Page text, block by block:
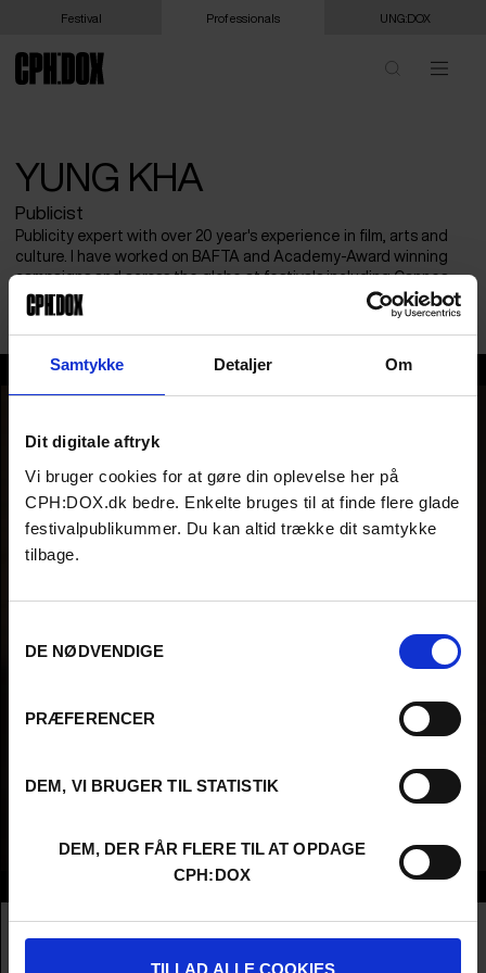
Samtykke Detaljer Om
Dit digitale aftryk
Vi bruger cookies for at gøre din oplevelse her på
CPH:DOX.dk bedre. Enkelte bruges til at finde flere glade
festivalpublikummer. Du kan altid trække dit samtykke
tilbage.
DE NØDVENDIGE
PRÆFERENCER
DEM, VI BRUGER TIL STATISTIK
DEM, DER FÅR FLERE TIL AT OPDAGE
CPH:DOX
TILLAD ALLE COOKIES
Festival Professionals UNG:DOX
YUNG KHA
Publicist
Publicity expert with over 20 year's experience in film, arts and
culture. I have worked on BAFTA and Academy-Award winning
campaigns and across the globe at festivals including Cannes,
Venice, Berlin and London.
Yung Kha
Nationality
United Kingdom
Company
Publicist / Marketing Expert